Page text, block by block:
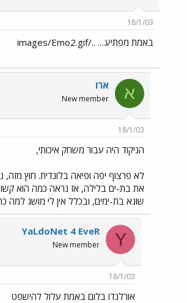
18/1/03
באמת מפתיע.... ../images/Emo2.gif
א ארו
New member
18/1/03
הניקוד היה עבור משחק איכותי,
לא פרצוף יפה ופיאה בלונדית. חוץ
את בת-ים בלילה, אז נראה כמה הוא
שונא בת-ימים, ובכלל אין לי מושג למה
Y
YaLdoNet 4 EveR
New member
18/1/03
אורלנדו בלום באמת עלול להישפט